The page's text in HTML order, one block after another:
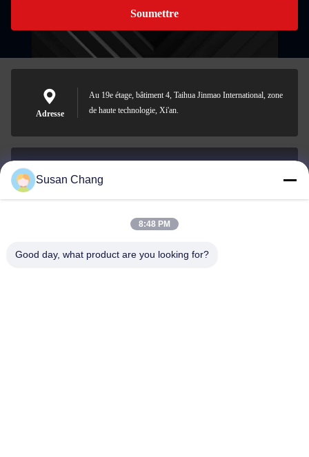
Soumettre
Adresse
Au 19e étage, bâtiment 4, Taihua Jinmao International, zone
de haute technologie, Xi'an.
Susan@aeaxa.com
0086-13991372145
Susan Chang
8:48 PM
Good day, what product are you looking for?